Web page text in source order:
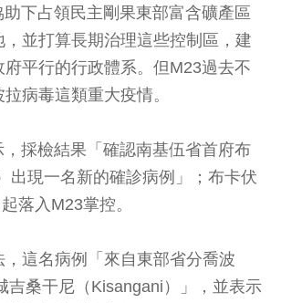
下占領民主剛果東部富含礦產區
並打算長期治理這些控制區，建
府平行的行政體系。但M23過去不
病毒這類重大疫情。
採檢結果「確認南基伍省首府布
出現一名新的確診病例」；布卡伏
落入M23掌控。
這名病例「來自東部省分喬波
吉桑干尼（Kisangani）」，並表示